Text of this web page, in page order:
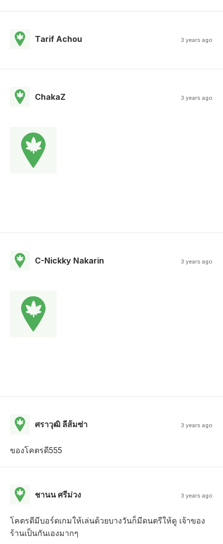
Tarif Achou 3 years ago
ChakaZ 3 years ago
C-Nickky Nakarin 3 years ago
ศราวุฒิ ลีส้มซ่า 3 years ago
ของโคตรดี555
ชานน ศรีม่วง 3 years ago
โคตรดีมีบอร์ดเกมให้เล่นด้วยบางวันก็มีดนตรีให้ดู เจ้าของ
ร้านเป็นกันเองมากๆ